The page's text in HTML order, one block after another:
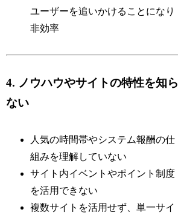
ユーザーを追いかけることになり
非効率
4. ノウハウやサイトの特性を知ら
ない
人気の時間帯やシステム報酬の仕
組みを理解していない
サイト内イベントやポイント制度
を活用できない
複数サイトを活用せず、単一サイ